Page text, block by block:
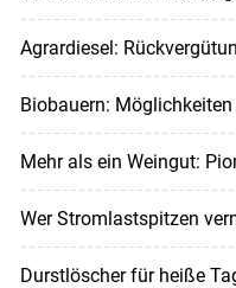
Agrardiesel:
Biobauern:
Mehr als ein Weingut:
Wer Stromlastspitzen
Durstlöscher für heiße